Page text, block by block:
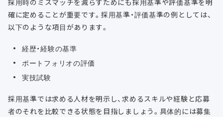
採用時のミスマッチを減らすためにも採用基準や評価基準を明
確に定めることが重要です。採用基準・評価基準の例としては、
以下のような項目があります。
経歴・経験の基準
ポートフォリオの評価
実技試験
採用基準では求める人材を明示し、求めるスキルや経験と応募
者のそれを比較できる状態を目指しましょう。具体的には募集